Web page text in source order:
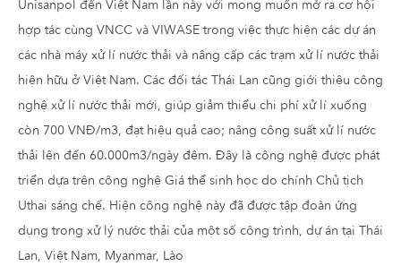
Unisanpol đến Việt Nam lần này với mong muốn mở ra cơ hội
hợp tác cùng VNCC và VIWASE trong việc thực hiện các dự án
các nhà máy xử lí nước thải và nâng cấp các trạm xử lí nước thải
hiện hữu ở Việt Nam. Các đối tác Thái Lan cũng giới thiệu công
nghệ xử lí nước thải mới, giúp giảm thiểu chi phí xử lí xuống
còn 700 VNĐ/m3, đạt hiệu quả cao; nâng công suất xử lí nước
thải lên đến 60.000m3/ngày đêm. Đây là công nghệ được phát
triển dựa trên công nghệ Giá thể sinh học do chính Chủ tịch
Uthai sáng chế. Hiện công nghệ này đã được tập đoàn ứng
dụng trong xử lý nước thải của một số công trình, dự án tại Thái
Lan, Việt Nam, Myanmar, Lào